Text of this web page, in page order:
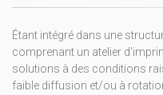
Étant intégré dans une
comprenant un atelier
solutions à des conditions
faible diffusion et/ou à